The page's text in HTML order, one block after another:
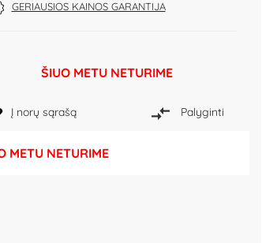
GERIAUSIOS KAINOS GARANTIJA
ŠIUO METU NETURIME
Į norų sąrašą Palyginti
METU NETURIME